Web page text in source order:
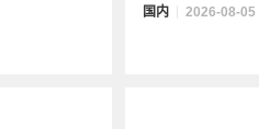
国内 2026-08-05